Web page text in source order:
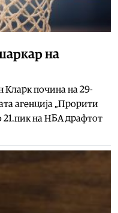
на
почина на 29-
агенција „Прорити
21.пик на НБА драфтот